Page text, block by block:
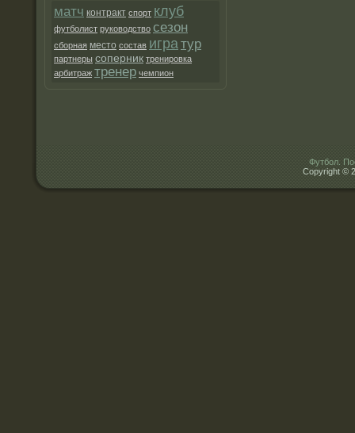
матч контракт спорт клуб
футболист руководство сезон
сборная место состав игратур
партнеры соперник тренировка
арбитраж тренер чемпион
Футбол.
Copyright ©